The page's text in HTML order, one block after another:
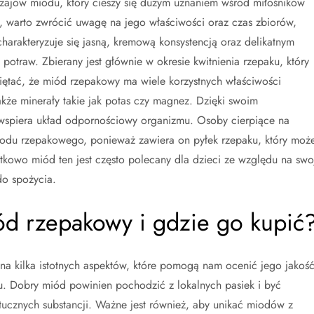
zwrócić uwagę na jego właściwości oraz czas zbiorów,
się jasną, kremową konsystencją oraz delikatnym
Zbierany jest głównie w okresie kwitnienia rzepaku, który
że miód rzepakowy ma wiele korzystnych właściwości
minerały takie jak potas czy magnez. Dzięki swoim
układ odpornościowy organizmu. Osoby cierpiące na
rzepakowego, ponieważ zawiera on pyłek rzepaku, który
miód ten jest często polecany dla dzieci ze względu na
spożycia.
rzepakowy i gdzie go
kilka istotnych aspektów, które pomogą nam ocenić jego
Dobry miód powinien pochodzić z lokalnych pasiek i być
substancji. Ważne jest również, aby unikać miodów z